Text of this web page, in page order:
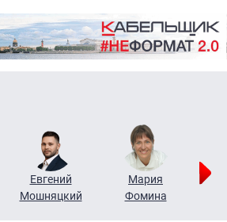
Евгений
Мошняцкий
Мария
Фомина